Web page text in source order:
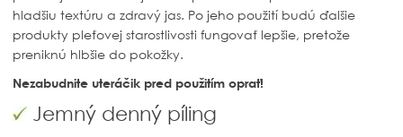
hladšiu textúru a zdravý jas. Po jeho použití budú ďalšie
produkty pleťovej starostlivosti fungovať lepšie, pretože
preniknú hlbšie do pokožky.
Nezabudnite uteráčik pred použitím oprať!
Jemný denný píling